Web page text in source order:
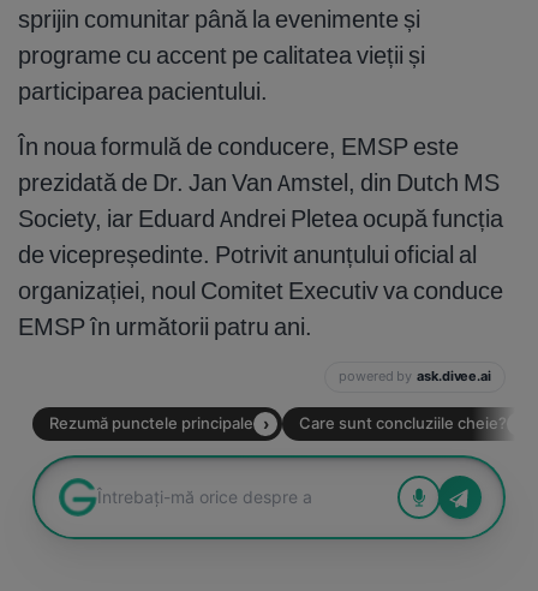
sprijin comunitar până la evenimente și
programe cu accent pe calitatea vieții și
participarea pacientului.
În noua formulă de conducere, EMSP este
prezidată de Dr. Jan Van Amstel, din Dutch MS
Society, iar Eduard Andrei Pletea ocupă funcția
de vicepreședinte. Potrivit anunțului oficial al
organizației, noul Comitet Executiv va conduce
EMSP în următorii patru ani.